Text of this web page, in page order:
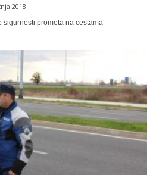
2018
prometa na cestama